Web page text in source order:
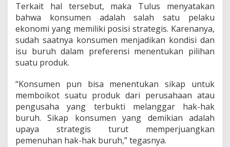
B
u
r
u
h
e
r
g
i
D
e
Terkait hal tersebut, maka Tulus menyatakan
bahwa konsumen adalah salah satu pelaku
ekonomi yang memiliki posisi strategis. Karenanya,
sudah saatnya konsumen menjadikan kondisi dan
isu buruh dalam preferensi menentukan pilihan
suatu produk.
“Konsumen pun bisa menentukan sikap untuk
memboikot suatu produk dari perusahaan atau
pengusaha yang terbukti melanggar hak-hak
buruh. Sikap konsumen yang demikian adalah
upaya strategis turut memperjuangkan
pemenuhan hak-hak buruh,” tegasnya.